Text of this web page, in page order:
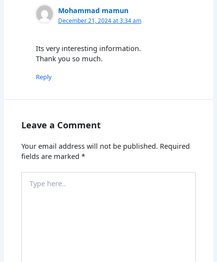
Mohammad mamun
December 21, 2024 at 3:34 am
Its very interesting information.
Thank you so much.
Reply
Leave a Comment
Your email address will not be published. Required
fields are marked*
here..